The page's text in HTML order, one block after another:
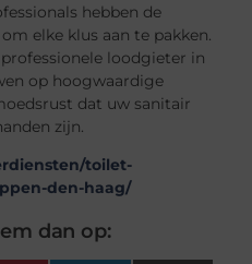
hebben de
elke klus aan te pakken.
loodgieter in
op hoogwaardige
dat uw sanitair
zijn.
toilet-
den-haag/
dan op: